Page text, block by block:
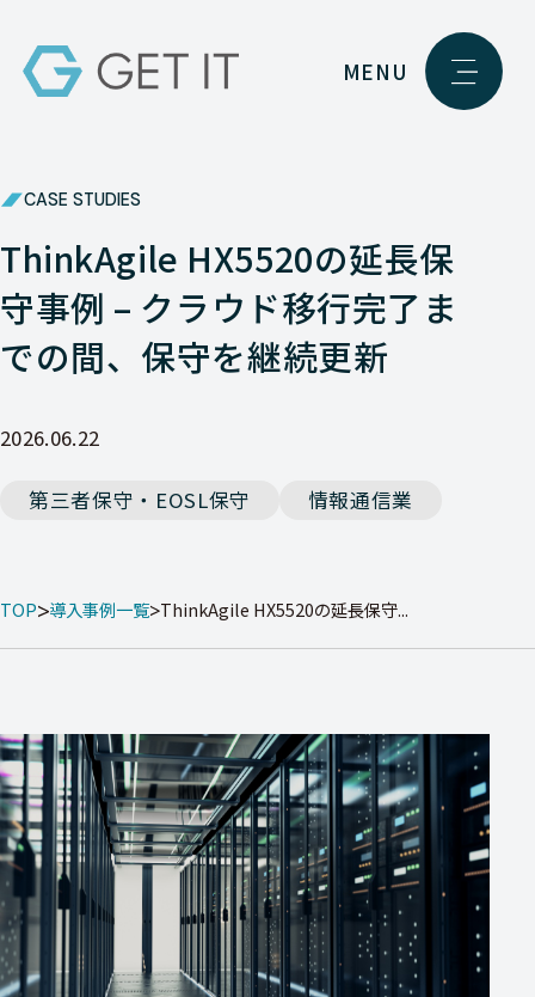
MENU
CASE STUDIES
ThinkAgile HX5520の延長保
守事例 – クラウド移行完了ま
での間、保守を継続更新
2026.06.22
第三者保守・EOSL保守 情報通信業
TOP 導入事例一覧 ThinkAgile HX5520の延長保守...